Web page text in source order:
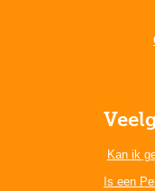
Kan ik
Is een